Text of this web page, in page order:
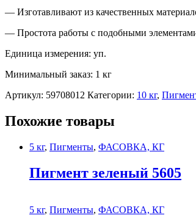
— Изготавливают из качественных
— Простота paбoты с подобными
Единица измерения: уп.
Минимальный заказ: 1 кг
Артикул: 59708012 Категории: 10 кг,
Похожие товары
5 кг, Пигменты, ФАСОВКА, КГ
Пигмент зеленый 5605
5 кг, Пигменты, ФАСОВКА, КГ